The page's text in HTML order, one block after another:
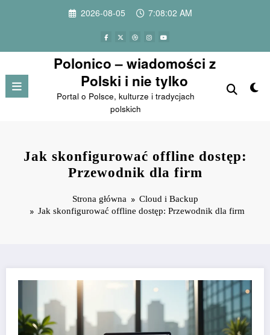
2026-08-05 7:08:03 AM
Polonico – wiadomości z
Polski i nie tylko
Portal o Polsce, kulturze i tradycjach
polskich
Jak skonfigurować offline dostęp:
Przewodnik dla firm
Strona główna
Cloud i Backup
Jak skonfigurować offline dostęp: Przewodnik dla firm